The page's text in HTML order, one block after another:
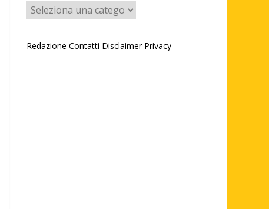
Categorie
Redazione Contatti Disclaimer Privacy